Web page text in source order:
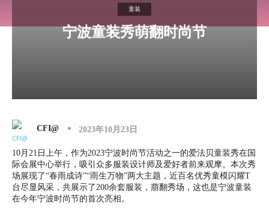
童装
宁波童装秀萌翻时尚节
CFI@ 2023年10月23日
10月21日上午，作为2023宁波时尚节活动之一的爱法贝童装秀在国
际会展中心举行，吸引众多服装设计师及爱好者前来观摩。本次秀
场展现了“春雨成诗”“雨生万物”两大主题，近百名优秀童模闪耀T
台尽显风采，共展示了200余套服装，萠翻秀场，这也是宁波童装
在今年宁波时尚节的首次亮相。